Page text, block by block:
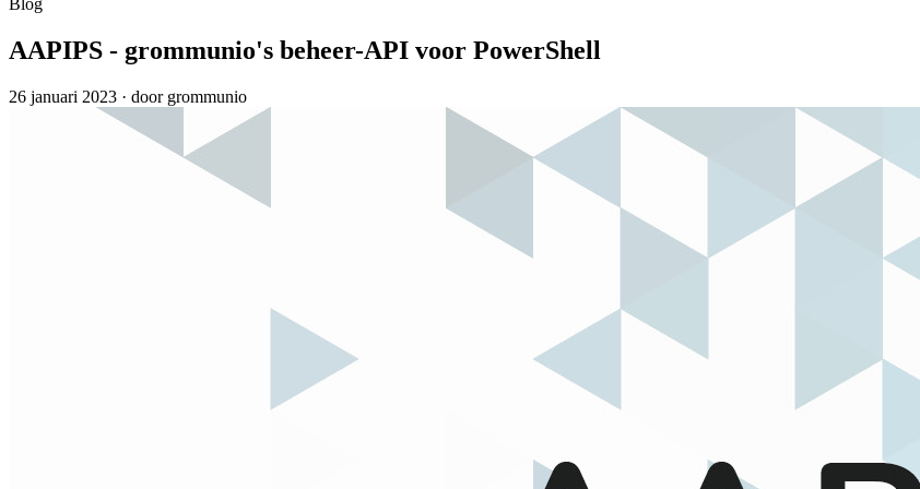
Blog
AAPIPS - grommunio's beheer-API voor PowerShell
26 januari 2023 · door grommunio